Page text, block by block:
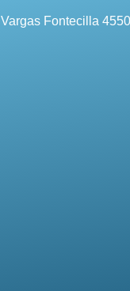
Vargas Fontecilla